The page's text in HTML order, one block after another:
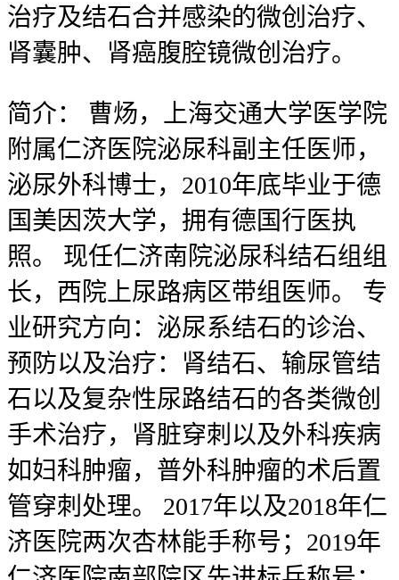
治疗及结石合并感染的微创治疗、
肾囊肿、肾癌腹腔镜微创治疗。
简介：
曹炀，上海交通大学医学院
附属仁济医院泌尿科副主任医师，
泌尿外科博士，2010年底毕业于德
国美因茨大学，拥有德国行医执
照。 现任仁济南院泌尿科结石组组
长，西院上尿路病区带组医师。 专
业研究方向：泌尿系结石的诊治、
预防以及治疗：肾结石、输尿管结
石以及复杂性尿路结石的各类微创
手术治疗，肾脏穿刺以及外科疾病
如妇科肿瘤，普外科肿瘤的术后置
管穿刺处理。 2017年以及2018年仁
济医院两次杏林能手称号；2019年